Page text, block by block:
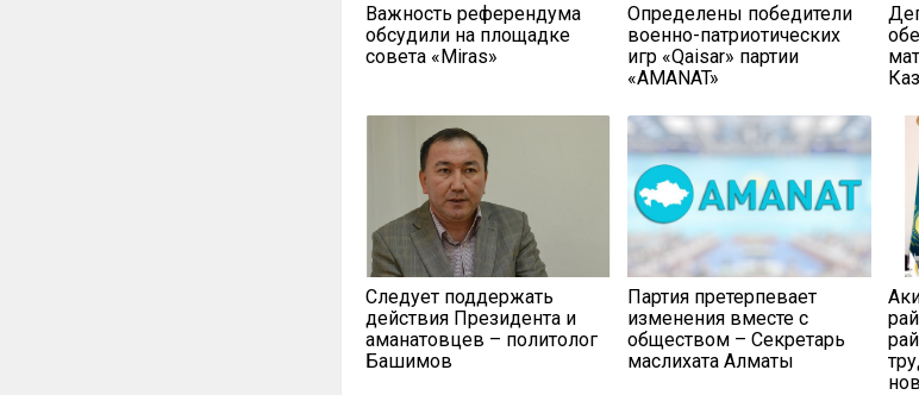
Важность референдума
обсудили на площадке
совета «Miras»
Определены победители
военно-патриотических
игр «Qaisar» партии
«AMANAT»
Следует поддержать
действия Президента и
аманатовцев – политолог
Башимов
Партия претерпевает
изменения вместе с
обществом – Секретарь
маслихата Алматы